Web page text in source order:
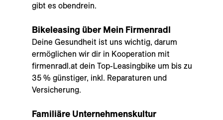
gibt es obendrein.
Bikeleasing über Mein Firmenradl
Deine Gesundheit ist uns wichtig, darum
ermöglichen wir dir in Kooperation mit
firmenradl.at dein Top-Leasingbike um bis zu
35 % günstiger, inkl. Reparaturen und
Versicherung.
Familiäre Unternehmenskultur